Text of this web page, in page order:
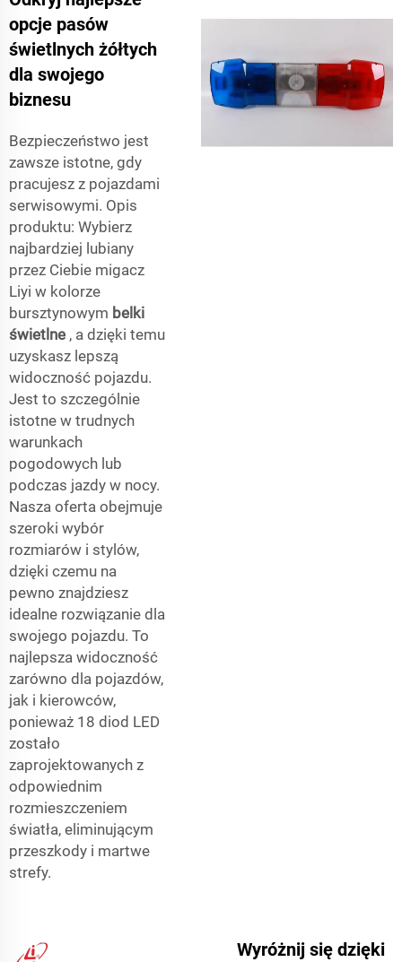
opcje pasów
świetlnych żółtych
dla swojego
biznesu
Bezpieczeństwo jest
zawsze istotne, gdy
pracujesz z pojazdami
serwisowymi. Opis
produktu: Wybierz
najbardziej lubiany
przez Ciebie migacz
Liyi w kolorze
bursztynowym belki
świetlne , a dzięki temu
uzyskasz lepszą
widoczność pojazdu.
Jest to szczególnie
istotne w trudnych
warunkach
pogodowych lub
podczas jazdy w nocy.
Nasza oferta obejmuje
szeroki wybór
rozmiarów i stylów,
dzięki czemu na
pewno znajdziesz
idealne rozwiązanie dla
swojego pojazdu. To
najlepsza widoczność
zarówno dla pojazdów,
jak i kierowców,
ponieważ 18 diod LED
zostało
zaprojektowanych z
odpowiednim
rozmieszczeniem
światła, eliminującym
przeszkody i martwe
strefy.
Wyróżnij się dzięki